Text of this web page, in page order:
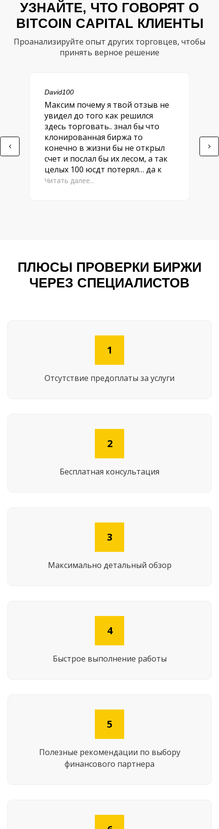
УЗНАЙТЕ, ЧТО ГОВОРЯТ О
BITCOIN CAPITAL КЛИЕНТЫ
Проанализируйте опыт других торговцев, чтобы
принять верное решение
David100
Максим почему я твой отзыв не
увидел до того как решился
здесь торговать.. знал бы что
клонированная биржа то
конечно в жизни бы не открыл
счет и послал бы их лесом, а так
целых 100 юсдт потерял… да к
Читать далее...
ПЛЮСЫ ПРОВЕРКИ БИРЖИ
ЧЕРЕЗ СПЕЦИАЛИСТОВ
1
Отсутствие предоплаты за услуги
2
Бесплатная консультация
3
Максимально детальный обзор
4
Быстрое выполнение работы
5
Полезные рекомендации по выбору
финансового партнера